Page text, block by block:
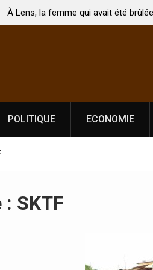
avait été brûlée avec son bébé
POLITIQUE ECONOMIE
: SKTF